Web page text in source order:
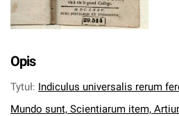
Opis
Tytuł: Indiculus universalis rerum
Mundo sunt, Scientiarum item,